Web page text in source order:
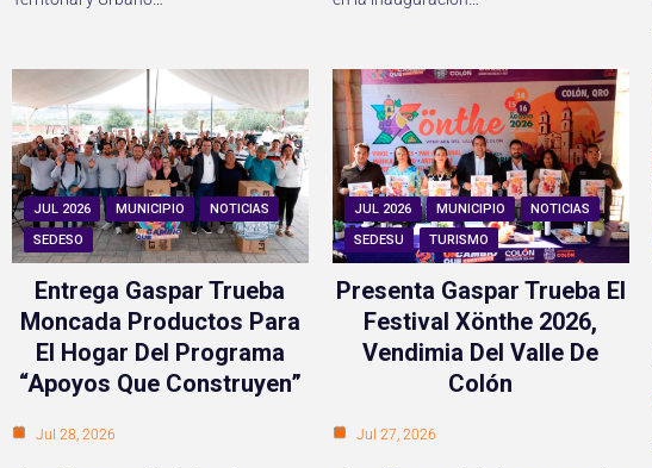
JUL 2026 MUNICIPIO
NOTICIAS
SEDESO
Entrega Gaspar Trueba
Moncada Productos Para
El Hogar Del Programa
“Apoyos Que Construyen”
Jul 28, 2026
JUL 2026 MUNICIPIO
NOTICIAS
SEDESU
TURISMO
Presenta Gaspar Trueba El
Festival Xönthe 2026,
Vendimia Del Valle De
Colón
Jul 27, 2026